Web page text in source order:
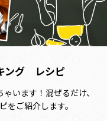
ング レシピ
います！混ぜるだけ、
をご紹介します。